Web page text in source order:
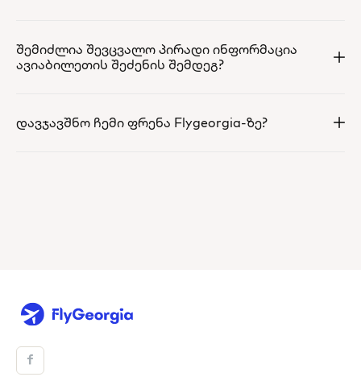
შემიძლია შევცვალო პირადი ინფორმაცია
ავიაბილეთის შეძენის შემდეგ?
დავჯავშნო ჩემი ფრენა Flygeorgia-ზე?